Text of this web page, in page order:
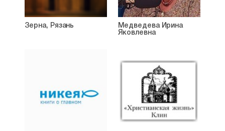
Зерна, Рязань
Медведева Ирина
Яковлевна